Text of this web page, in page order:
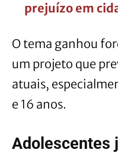
prejuízo em
O tema ganhou
um projeto que
atuais,
e 16 anos.
Adolescentes